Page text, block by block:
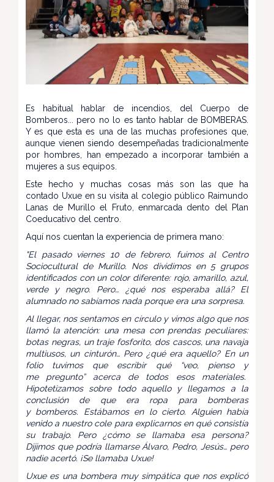
Es habitual hablar de incendios, del Cuerpo de
Bomberos... pero no lo es tanto hablar de BOMBERAS.
Y es que esta es una de las muchas profesiones que,
aunque vienen siendo desempeñadas tradicionalmente
por hombres, han empezado a incorporar también a
mujeres a sus equipos.
Este hecho y muchas cosas más son las que ha
contado Uxue en su visita al colegio público Raimundo
Lanas de Murillo el Fruto, enmarcada dento del Plan
Coeducativo del centro.
Aquí nos cuentan la experiencia de primera mano:
"El pasado viernes 10 de febrero, fuimos al Centro
Sociocultural de Murillo. Nos dividimos en 5 grupos
identificados con un color diferente: rojo, amarillo, azul,
verde y negro. Pero… ¿qué nos esperaba allá? El
alumnado no sabíamos nada porque era una sorpresa.
Al llegar, nos sentamos en círculo y vimos algo que nos
llamó la atención: una mesa con prendas peculiares:
botas negras, un traje fosforito, dos cascos, una navaja
multiusos, un cinturón… Pero ¿qué era aquello? En un
folio tuvimos que escribir qué “veo, pienso y
me pregunto” acerca de todos esos materiales.
Hipotetizamos sobre todo aquello y llegamos a la
conclusión de que era ropa para bomberas
y bomberos. Estábamos en lo cierto. Alguien había
venido a nuestro cole para explicarnos en qué consistía
su trabajo. Pero ¿cómo se llamaba esa persona?
Dijimos que podría llamarse Álvaro, Pedro, Jesús… pero
nadie acertó. ¡Se llamaba Uxue!
Uxue es una bombera muy simpática que nos explicó